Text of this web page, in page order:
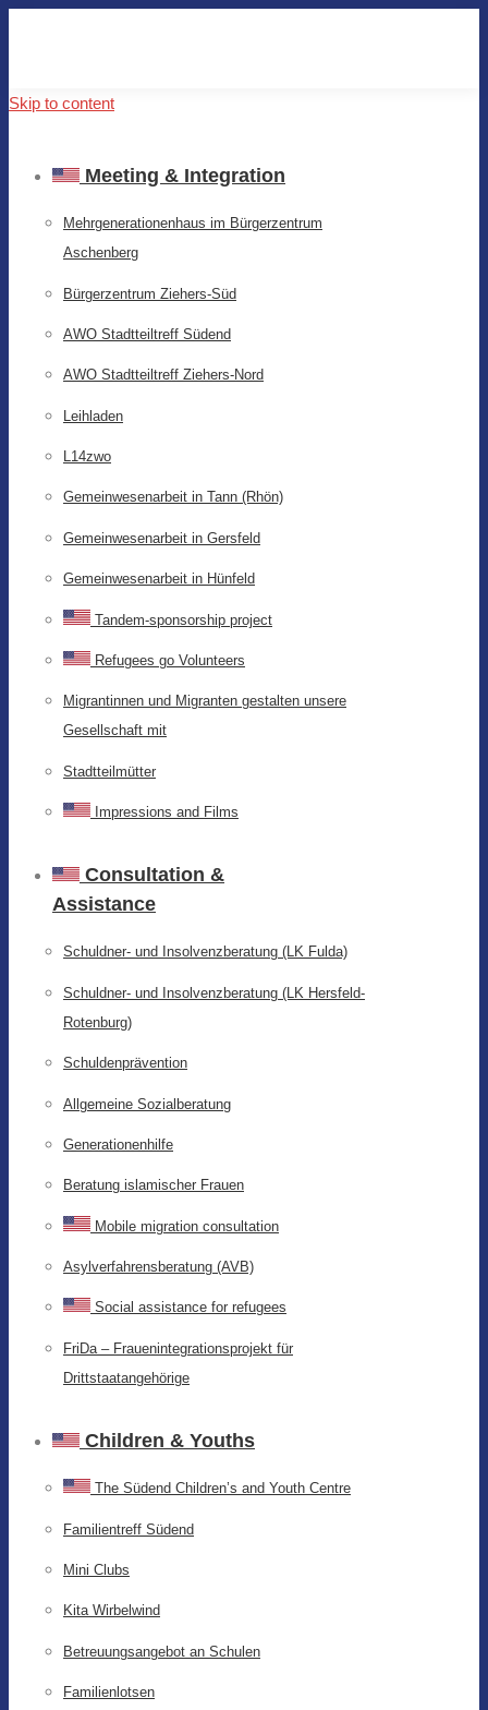
Skip to content
Meeting & Integration
Mehrgenerationenhaus im Bürgerzentrum
Aschenberg
Bürgerzentrum Ziehers-Süd
AWO Stadtteiltreff Südend
AWO Stadtteiltreff Ziehers-Nord
Leihladen
L14zwo
Gemeinwesenarbeit in Tann (Rhön)
Gemeinwesenarbeit in Gersfeld
Gemeinwesenarbeit in Hünfeld
Tandem-sponsorship project
Refugees go Volunteers
Migrantinnen und Migranten gestalten unsere
Gesellschaft mit
Stadtteilmütter
Impressions and Films
Consultation &
Assistance
Schuldner- und Insolvenzberatung (LK Fulda)
Schuldner- und Insolvenzberatung (LK Hersfeld-
Rotenburg)
Schuldenprävention
Allgemeine Sozialberatung
Generationenhilfe
Beratung islamischer Frauen
Mobile migration consultation
Asylverfahrensberatung (AVB)
Social assistance for refugees
FriDa – Frauenintegrationsprojekt für
Drittstaatangehörige
Children & Youths
The Südend Children’s and Youth Centre
Familientreff Südend
Mini Clubs
Kita Wirbelwind
Betreuungsangebot an Schulen
Familienlotsen